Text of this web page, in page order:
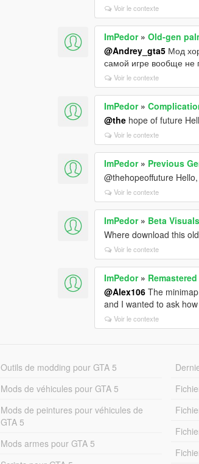
Voir le contexte
ImPedor»Old-gen
@Andrey_gta5 Мод
самой игре вообще не
Voir le contexte
ImPedor»
@the hope of future
Voir le contexte
ImPedor» Previous
@thehopeoffuture
Voir le contexte
ImPedor» Beta Visuals
Where download this
Voir le contexte
ImPedor»
@Alex106 The
and I wanted to ask
Voir le contexte
Outils de modding pour GTA 5
Mods de véhicules pour GTA 5
Mods de peintures pour véhicules de
GTA 5
Mods armes pour GTA 5